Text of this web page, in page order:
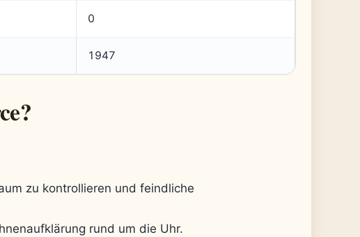
0
1947
zu kontrollieren und feindliche
rund um die Uhr.